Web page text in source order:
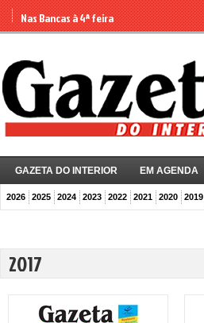
Nas Bancas à 4ª feira
GAZETA DO INTERIOR EM AGENDA
2026 2025 2024 2023 2022 2021 2020 2019
2017